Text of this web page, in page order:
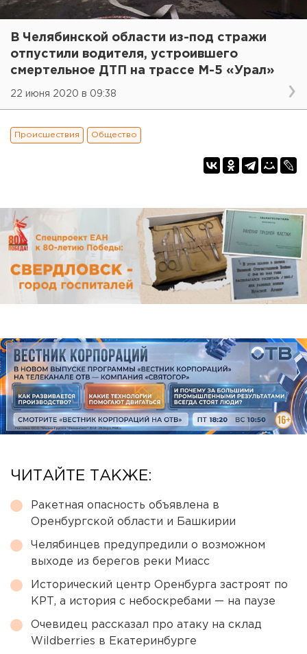
В Челябинской области из-под стражи
отпустили водителя, устроившего
смертельное ДТП на трассе М-5 «Урал»
22 июня 2020 в 09:38
Происшествия Общество
ЧИТАЙТЕ ТАКЖЕ:
Ракетная опасность объявлена в
Оренбургской области и Башкирии
Челябинцев предупредили о возможном
выходе из берегов реки Миасс
Исторический центр Оренбурга застроят по
КРТ, а история с небоскребами — на паузе
Очевидец рассказал про атаку на склад
Wildberries в Екатеринбурге